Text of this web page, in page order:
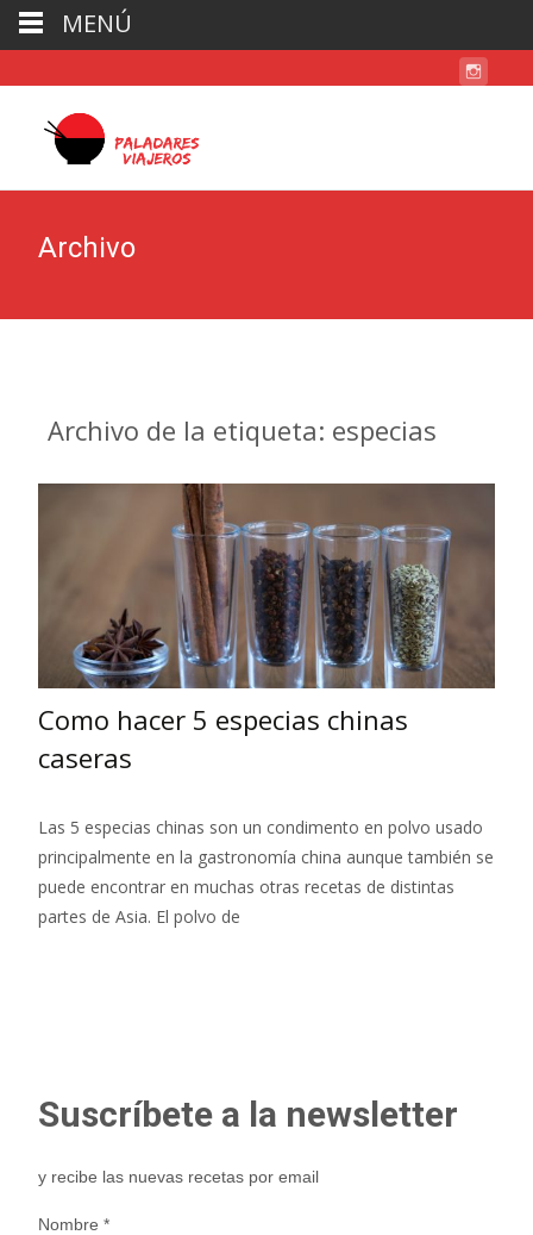
Archivo
Archivo de la etiqueta: especias
Como hacer 5 especias chinas
caseras
Las 5 especias chinas son un condimento en polvo usado
principalmente en la gastronomía china aunque también se
puede encontrar en muchas otras recetas de distintas
partes de Asia. El polvo de
Suscríbete a la newsletter
y recibe las nuevas recetas por email
Nombre *
MENÚ